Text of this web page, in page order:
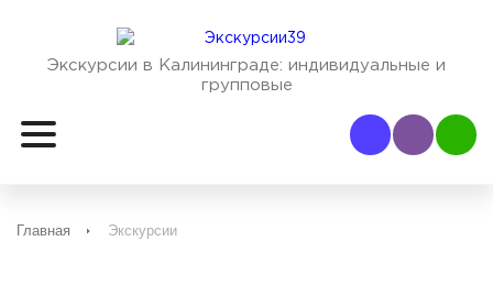
Экскурсии в Калининграде: индивидуальные и
групповые
Наш Viber
Наш
Главная Экскурсии